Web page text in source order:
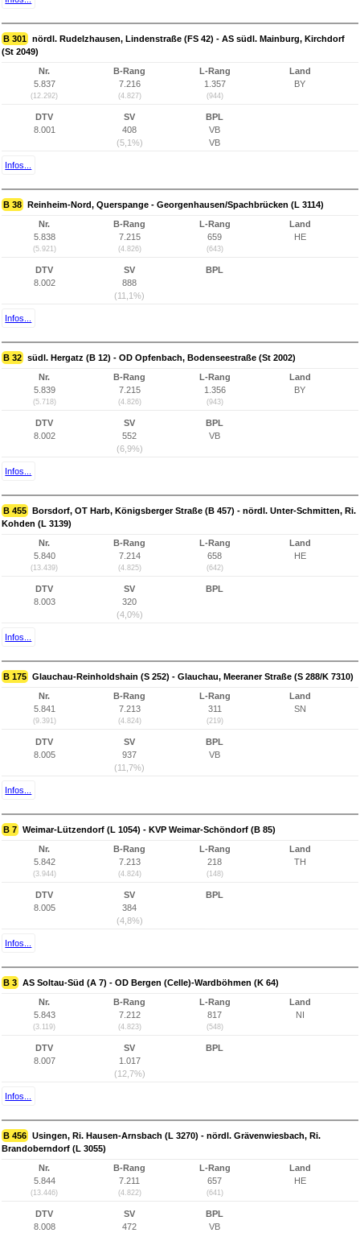
B 301 nördl. Rudelzhausen, Lindenstraße (FS 42) - AS südl. Mainburg, Kirchdorf
(St 2049)
Nr.
5.837
(12.292)
B-Rang
7.216
(4.827)
L-Rang
1.357
(944)
Land
BY
DTV
8.001
SV
408
(5,1%)
BPL
VB
VB
Infos...
B 38 Reinheim-Nord, Querspange - Georgenhausen/Spachbrücken (L 3114)
Nr.
5.838
(5.921)
B-Rang
7.215
(4.826)
L-Rang
659
(643)
Land
HE
DTV
8.002
SV
888
(11,1%)
BPL
Infos...
B 32 südl. Hergatz (B 12) - OD Opfenbach, Bodenseestraße (St 2002)
Nr.
5.839
(5.718)
B-Rang
7.215
(4.826)
L-Rang
1.356
(943)
Land
BY
DTV
8.002
SV
552
(6,9%)
BPL
VB
Infos...
B 455 Borsdorf, OT Harb, Königsberger Straße (B 457) - nördl. Unter-Schmitten, Ri.
Kohden (L 3139)
Nr.
5.840
(13.439)
B-Rang
7.214
(4.825)
L-Rang
658
(642)
Land
HE
DTV
8.003
SV
320
(4,0%)
BPL
Infos...
B 175 Glauchau-Reinholdshain (S 252) - Glauchau, Meeraner Straße (S 288/K 7310)
Nr.
5.841
(9.391)
B-Rang
7.213
(4.824)
L-Rang
311
(219)
Land
SN
DTV
8.005
SV
937
(11,7%)
BPL
VB
Infos...
B 7 Weimar-Lützendorf (L 1054) - KVP Weimar-Schöndorf (B 85)
Nr.
5.842
(3.944)
B-Rang
7.213
(4.824)
L-Rang
218
(148)
Land
TH
DTV
8.005
SV
384
(4,8%)
BPL
Infos...
B 3 AS Soltau-Süd (A 7) - OD Bergen (Celle)-Wardböhmen (K 64)
Nr.
5.843
(3.119)
B-Rang
7.212
(4.823)
L-Rang
817
(548)
Land
NI
DTV
8.007
SV
1.017
(12,7%)
BPL
Infos...
B 456 Usingen, Ri. Hausen-Arnsbach (L 3270) - nördl. Grävenwiesbach, Ri.
Brandoberndorf (L 3055)
Nr.
5.844
(13.446)
B-Rang
7.211
(4.822)
L-Rang
657
(641)
Land
HE
DTV
8.008
SV
472
BPL
VB